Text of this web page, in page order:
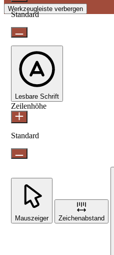
Werkzeugleiste verbergen
Standard
Lesbare Schrift
Zeilenhöhe
Standard
Mauszeiger Zeichenabstand